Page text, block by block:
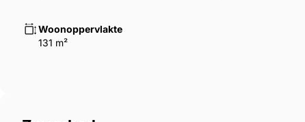
Woonoppervlakte
131 m²